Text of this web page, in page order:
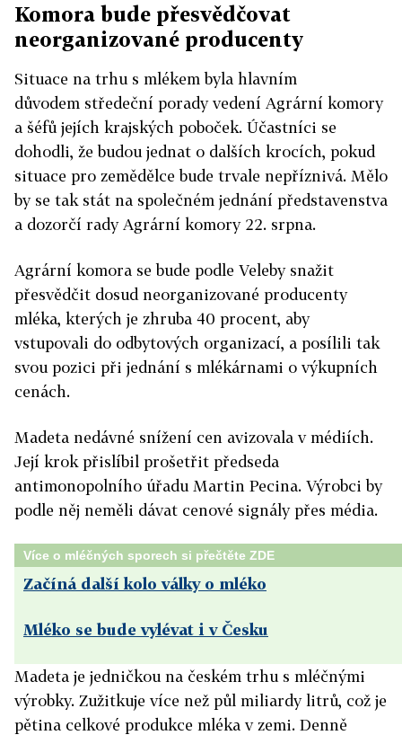
Komora bude přesvědčovat
neorganizované producenty
Situace na trhu s mlékem byla hlavním
důvodem středeční porady vedení Agrární komory
a šéfů jejích krajských poboček. Účastníci se
dohodli, že budou jednat o dalších krocích, pokud
situace pro zemědělce bude trvale nepříznivá. Mělo
by se tak stát na společném jednání představenstva
a dozorčí rady Agrární komory 22. srpna.
Agrární komora se bude podle Veleby snažit
přesvědčit dosud neorganizované producenty
mléka, kterých je zhruba 40 procent, aby
vstupovali do odbytových organizací, a posílili tak
svou pozici při jednání s mlékárnami o výkupních
cenách.
Madeta nedávné snížení cen avizovala v médiích.
Její krok přislíbil prošetřit předseda
antimonopolního úřadu Martin Pecina. Výrobci by
podle něj neměli dávat cenové signály přes média.
Více o mléčných sporech si přečtěte ZDE
Začíná další kolo války o mléko
Mléko se bude vylévat i v Česku
Madeta je jedničkou na českém trhu s mléčnými
výrobky. Zužitkuje více než půl miliardy litrů, což je
pětina celkové produkce mléka v zemi. Denně